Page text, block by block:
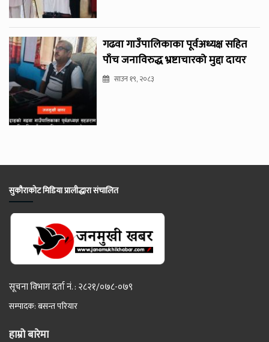
गढवा गाउँपालिकाका पूर्वअध्यक्ष सहित
पाँच जनाविरुद्ध भ्रष्टाचारको मुद्दा दायर
साउन १९, २०८३
सुकौराकोट मिडिया प्रालीद्धारा संचालित
सूचना विभाग दर्ता नं. : २८२१/०७८-०७९
सम्पादक: बसन्त परियार
हाम्रो बारेमा